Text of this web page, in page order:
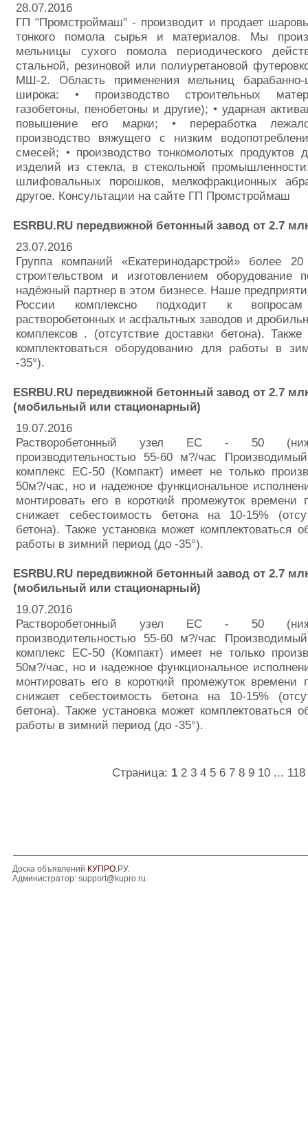
28.07.2016
ГП "Промстроймаш" - производит и продает
тонкого помола сырья и материалов. Мы
мельницы сухого помола периодического
стальной, резиновой или полиуретановой
МШ-2. Область применения мельниц
широка: • производство строительных
газобетоны, пенобетоны и другие); • ударная
повышение его марки; • переработка
производство вяжущего с низким
смесей; • производство тонкомолотых продуктов
изделий из стекла, в стекольной
шлифовальных порошков, мелкофракционных
другое. Консультации на сайте ГП Промстроймаш
ESRBU.RU передвижной бетонный завод от 2.7
23.07.2016
Группа компаний «Екатеринодарстрой» более
строительством и изготовлением
надёжный партнер в этом бизнесе. Наше
России комплексно подходит к вопросам
растворобетонных и асфальтных заводов и
комплексов . (отсутствие доставки бетона). Также
комплектоваться оборудованию для работы в
-35°).
ESRBU.RU передвижной бетонный завод от 2.7
(мобильный или стационарный)
19.07.2016
Растворобетонный узел ЕС - 50
производительностью 55-60 м?/час
комплекс ЕС-50 (Компакт) имеет не только
50м?/час, но и надежное функциональное
монтировать его в короткий промежуток времени
снижает себестоимость бетона на 10-15%
бетона). Также установка может комплектоваться
работы в зимний период (до -35°).
ESRBU.RU передвижной бетонный завод от 2.7
(мобильный или стационарный)
19.07.2016
Растворобетонный узел ЕС - 50
производительностью 55-60 м?/час
комплекс ЕС-50 (Компакт) имеет не только
50м?/час, но и надежное функциональное
монтировать его в короткий промежуток времени
снижает себестоимость бетона на 10-15%
бетона). Также установка может комплектоваться
работы в зимний период (до -35°).
Страница: 1 2 3 4 5 6 7 8 9 10 ... 118
Доска объявлений КУПРО.РУ.
Администратор: support@kupro.ru.